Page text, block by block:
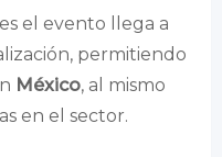
el evento llega a
permitiendo
México, al mismo
en el sector.